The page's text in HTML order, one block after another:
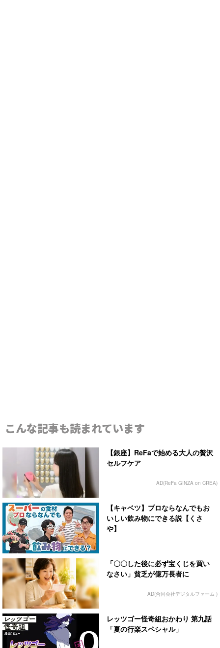
こんな記事も読まれています
【銀座】ReFaで始める大人の贅沢
セルフケア
AD(ReFa GINZA on CREA)
【キャベツ】プロならなんでもお
いしい飲み物にできる説【くさ
や】
「〇〇した後に必ず宝くじを買い
なさい」貧乏が億万長者に
AD(合同会社デジタルファーム )
レッツゴー怪奇組おかわり 第九話
「夏の行楽スペシャル」